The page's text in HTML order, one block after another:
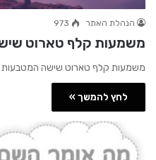
הנהלת האתר 973
משמעות קלף טארוט
משמעות קלף טארוט שישה המטבעות
לחץ להמשך »